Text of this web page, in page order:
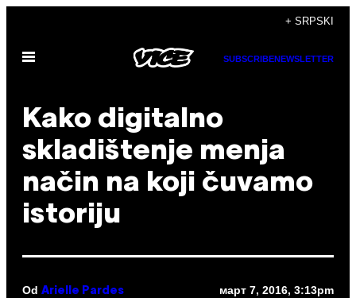
садржај
+ SRPSKI
Otvori
SUBSCRIBENEWSLETTER
Kako digitalno
skladištenje menja
način na koji čuvamo
istoriju
Od Arielle Pardes март 7, 2016, 3:13pm